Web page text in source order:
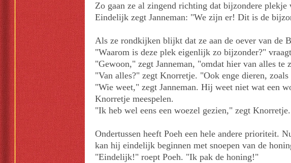
Zo gaan ze al zingend richting dat bijzondere plekje
Eindelijk zegt Janneman: "We zijn er! Dit is de
Als ze rondkijken blijkt dat ze aan de oever van de
"Waarom is deze plek eigenlijk zo bijzonder?"
"Gewoon," zegt Janneman, "omdat hier van alles te
"Van alles?" zegt Knorretje. "Ook enge dieren, zoals
"Wie weet," zegt Janneman. Hij weet niet wat een
Knorretje meespelen.
"Ik heb wel eens een woezel gezien," zegt
Ondertussen heeft Poeh een hele andere prioriteit.
kan hij eindelijk beginnen met snoepen van de
"Eindelijk!" roept Poeh. "Ik pak de honing!"